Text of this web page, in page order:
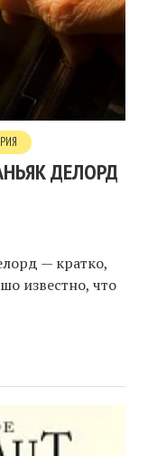
ДЕЛОРД
— кратко,
известно, что